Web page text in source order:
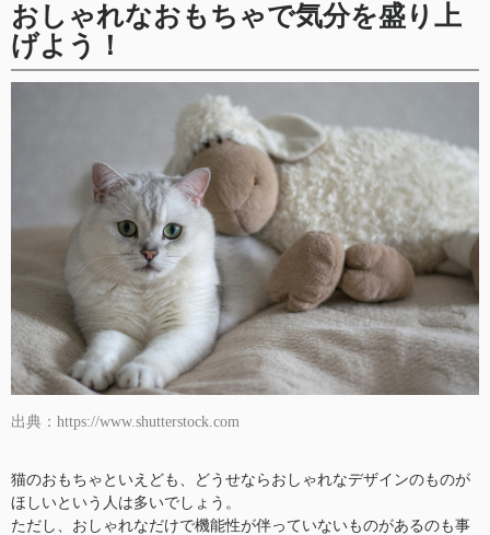
おしゃれなおもちゃで気分を盛り上
げよう！
出典：https://www.shutterstock.com
猫のおもちゃといえども、どうせならおしゃれなデザインのものが
ほしいという人は多いでしょう。
ただし、おしゃれなだけで機能性が伴っていないものがあるのも事